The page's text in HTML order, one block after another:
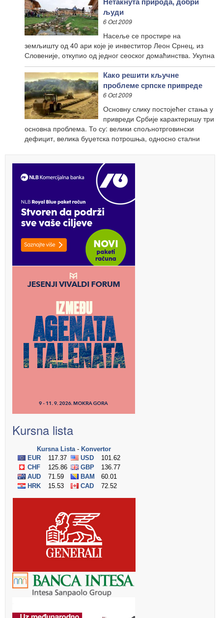
људи
6 Oct 2009
Насеље се простире на
земљишту од 40 ари које је инвеститор Леон Срнец, из
Словеније, откупио од једног сеоског домаћинства. Укупна
Како решити кључне
проблеме српске привреде
6 Oct 2009
Основну слику постојећег стања у
привреди Србије карактеришу три
основна проблема. То су: велики спољнотрговински
дефицит, велика буџетска потрошња, односно стални
Kursna lista